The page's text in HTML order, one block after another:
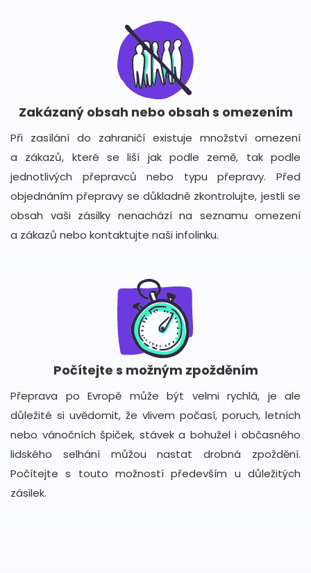
Zakázaný obsah nebo obsah s omezením
Při zasílání do zahraničí existuje množství omezení
a zákazů, které se liší jak podle země, tak podle
jednotlivých přepravců nebo typu přepravy. Před
objednáním přepravy se důkladně zkontrolujte, jestli se
obsah vaši zásilky nenachází na seznamu omezení
a zákazů nebo kontaktujte naši infolinku.
Počítejte s možným zpožděním
Přeprava po Evropě může být velmi rychlá, je ale
důležité si uvědomit, že vlivem počasí, poruch, letních
nebo vánočních špiček, stávek a bohužel i občasného
lidského selhání můžou nastat drobná zpoždění.
Počítejte s touto možností především u důležitých
zásilek.